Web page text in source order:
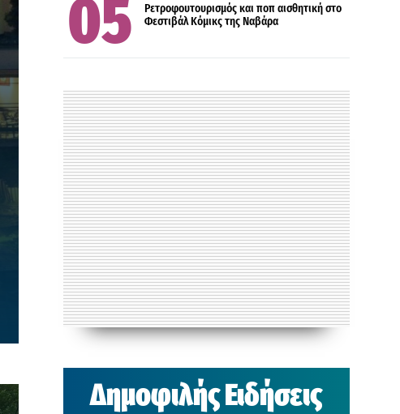
Ρετροφουτουρισμός και ποπ αισθητική στο
Φεστιβάλ Κόμικς της Ναβάρα
Δημοφιλής Ειδήσεις